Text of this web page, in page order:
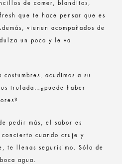
de comer, blanditos,
que te hace pensar que es
vienen acompañados de
un poco y le va
acudimos a su
trufada…¿puede haber
pedir más, el sabor es
cuando cruje y
te llenas segurísimo. Sólo de
agua.